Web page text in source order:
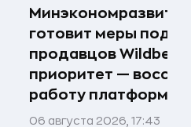
Минэкономразвития
готовит меры
продавцов
приоритет —
работу платформы
06 августа 2026, 17:43